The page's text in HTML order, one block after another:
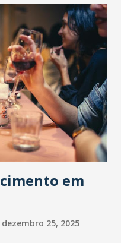
em
dezembro 25, 2025